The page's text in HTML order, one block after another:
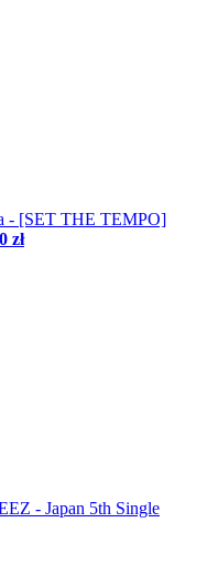
- [SET THE TEMPO]
zł
- Japan 5th Single